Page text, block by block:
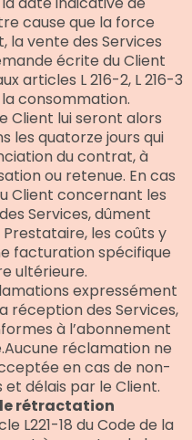
cause que la force
la vente des Services
écrite du Client
articles L 216-2, L 216-3
consommation.
Client lui seront alors
les quatorze jours qui
du contrat, à
ou retenue. En cas
Client concernant les
Services, dûment
les coûts y
facturation spécifique
ultérieure.
expressément
réception des Services,
à l’abonnement
réclamation ne
en cas de non-
délais par le Client.
rétractation
L221-18 du Code de la